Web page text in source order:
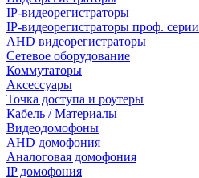
IP-видеорегистраторы
IP-видеорегистраторы проф. серии
AHD видеорегистраторы
Сетевое оборудование
Коммутаторы
Аксессуары
Точка доступа и роутеры
Кабель / Материалы
Видеодомофоны
AHD домофония
Аналоговая домофония
IP домофония